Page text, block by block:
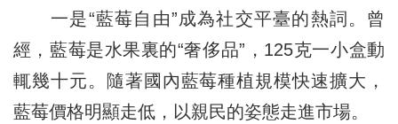
一是“藍莓自由”成為社交平臺的熱詞。曾
經，藍莓是水果裏的“奢侈品”，125克一小盒動
輒幾十元。隨著國內藍莓種植規模快速擴大，
藍莓價格明顯走低，以親民的姿態走進市場。